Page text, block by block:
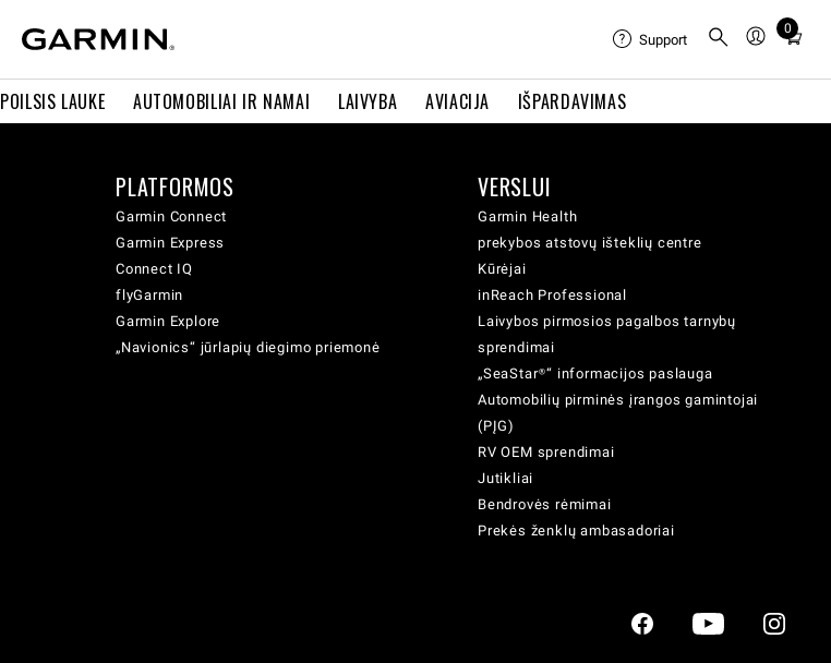
POILSIS LAUKE AUTOMOBILIAI IR NAMAI LAIVYBA AVIACIJA IŠPARDAVIMAS
Support
0
Total
cart:
PLATFORMOS
Garmin Connect
Garmin Express
Connect IQ
flyGarmin
Garmin Explore
„Navionics“ jūrlapių diegimo priemonė
VERSLUI
Garmin Health
prekybos atstovų išteklių centre
Kūrėjai
inReach Professional
Laivybos pirmosios pagalbos tarnybų
sprendimai
„SeaStar®“ informacijos paslauga
Automobilių pirminės įrangos gamintojai
(PĮG)
RV OEM sprendimai
Jutikliai
Bendrovės rėmimai
Prekės ženklų ambasadoriai